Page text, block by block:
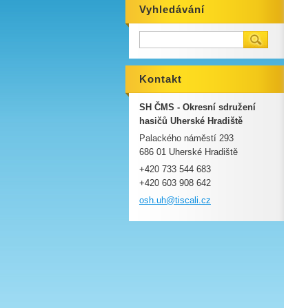
Vyhledávání
Kontakt
SH ČMS - Okresní sdružení
hasičů Uherské Hradiště
Palackého náměstí 293
686 01 Uherské Hradiště
+420 733 544 683
+420 603 908 642
osh.uh@tiscali.cz